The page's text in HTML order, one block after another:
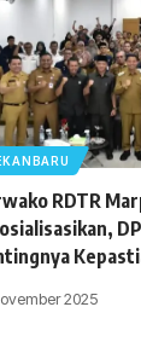
RDTR
2025